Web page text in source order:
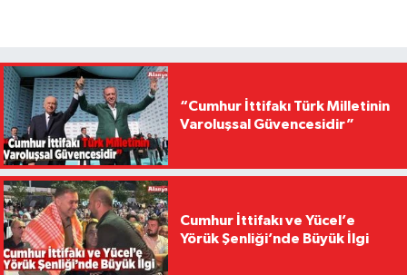
“Cumhur İttifakı Türk Milletinin
Varoluşsal Güvencesidir”
Cumhur İttifakı ve Yücel’e
Yörük Şenliği’nde Büyük İlgi